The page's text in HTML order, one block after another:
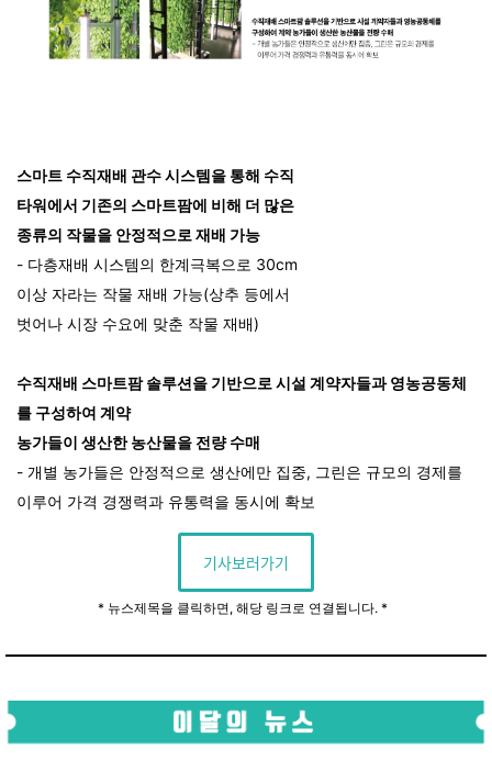
스마트 수직재배 관수 시스템을 통해 수직
타워에서 기존의 스마트팜에 비해 더 많은
종류의 작물을 안정적으로 재배 가능
- 다층재배 시스템의 한계극복으로 30cm
이상 자라는 작물 재배 가능(상추 등에서
벗어나 시장 수요에 맞춘 작물 재배)
수직재배 스마트팜 솔루션을 기반으로 시설 계약자들과 영농공동체
를 구성하여 계약
농가들이 생산한 농산물을 전량 수매
- 개별 농가들은 안정적으로 생산에만 집중, 그린은 규모의 경제를
이루어 가격 경쟁력과 유통력을 동시에 확보
기사보러가기
* 뉴스제목을 클릭하면, 해당 링크로 연결됩니다. *